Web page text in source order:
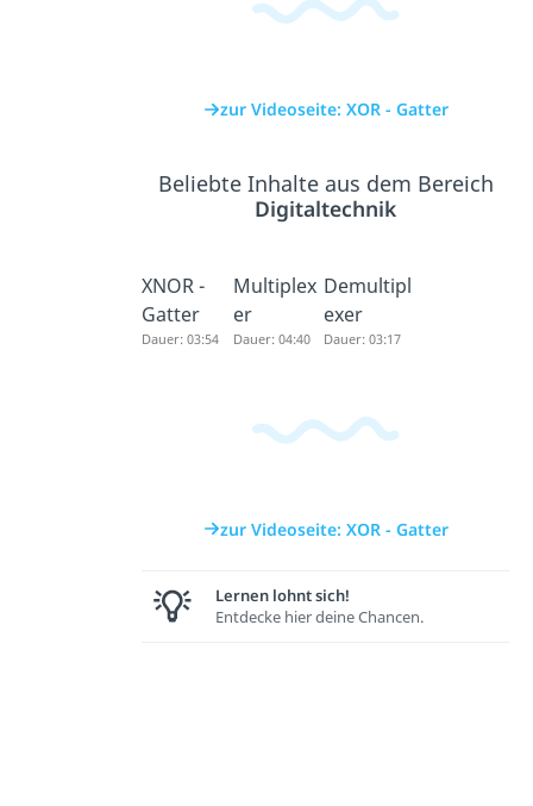
zur Videoseite: XOR - Gatter
Beliebte Inhalte aus dem Bereich
Digitaltechnik
XNOR -
Gatter
Dauer: 03:54
Multiplex
er
Dauer: 04:40
Demultipl
exer
Dauer: 03:17
zur Videoseite: XOR - Gatter
Lernen lohnt sich!
Entdecke hier deine Chancen.